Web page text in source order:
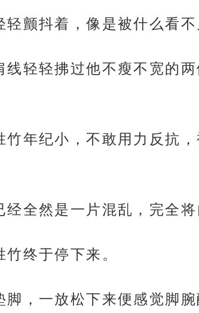
颤抖着，像是被什么看不
轻轻拂过他不瘦不宽的
年纪小，不敢用力反抗
全然是一片混乱，完全将
终于停下来。
，一放松下来便感觉脚腕